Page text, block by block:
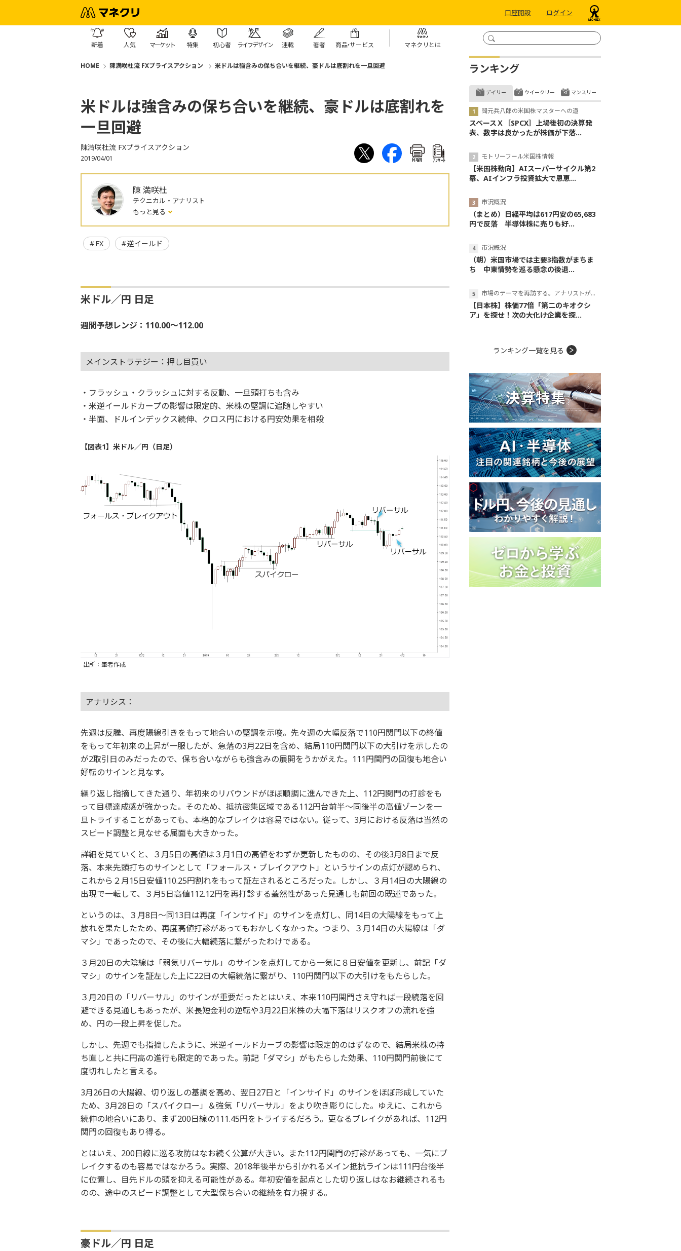
口座開設 ログイン
新着 人気 マーケット 特集 初心者 ライフデザイン 連載 著者 商品・サービス マネクリとは
HOME 陳満咲杜流 FXプライスアクション 米ドルは強含みの保ち合いを継続、豪ドルは底割れを一旦回避
米ドルは強含みの保ち合いを継続、豪ドルは底割れを
一旦回避
陳満咲杜流 FXプライスアクション
2019/04/01 印刷 ｱﾝｹｰﾄ
陳 満咲杜
テクニカル・アナリスト
もっと見る
FX 逆イールド
米ドル／円 日足
週間予想レンジ：110.00～112.00
メインストラテジー：押し目買い
・フラッシュ・クラッシュに対する反動、一旦頭打ちも含み
・米逆イールドカープの影響は限定的、米株の堅調に追随しやすい
・半面、ドルインデックス続伸、クロス円における円安効果を相殺
【図表1】米ドル／円（日足）
出所：筆者作成
アナリシス：
先週は反騰、再度陽線引きをもって地合いの堅調を示唆。先々週の大幅反落で110円関門以下の終値
をもって年初来の上昇が一服したが、急落の3月22日を含め、結局110円関門以下の大引けを示したの
が2取引日のみだったので、保ち合いながらも強含みの展開をうかがえた。111円関門の回復も地合い
好転のサインと見なす。
繰り返し指摘してきた通り、年初来のリバウンドがほぼ順調に進んできた上、112円関門の打診をも
って目標達成感が強かった。そのため、抵抗密集区域である112円台前半～同後半の高値ゾーンを一
旦トライすることがあっても、本格的なブレイクは容易ではない。従って、3月における反落は当然の
スピード調整と見なせる属面も大きかった。
詳細を見ていくと、３月5日の高値は３月1日の高値をわずか更新したものの、その後3月8日まで反
落、本来先頭打ちのサインとして「フォールス・ブレイクアウト」というサインの点灯が認められ、
これから２月15日安値110.25円割れをもって証左されるところだった。しかし、３月14日の大陽線の
出現で一転して、３月5日高値112.12円を再打診する蓋然性があった見通しも前回の既述であった。
というのは、３月8日～同13日は再度「インサイド」のサインを点灯し、同14日の大陽線をもって上
放れを果たしたため、再度高値打診があってもおかしくなかった。つまり、３月14日の大陽線は「ダ
マシ」であったので、その後に大幅続落に繋がったわけである。
３月20日の大陰線は「弱気リバーサル」のサインを点灯してから一気に８日安値を更新し、前記「ダ
マシ」のサインを証左した上に22日の大幅続落に繋がり、110円関門以下の大引けをもたらした。
３月20日の「リバーサル」のサインが重要だったとはいえ、本来110円関門さえ守れば一段続落を回
避できる見通しもあったが、米長短金利の逆転や3月22日米株の大幅下落はリスクオフの流れを強
め、円の一段上昇を促した。
しかし、先週でも指摘したように、米逆イールドカーブの影響は限定的のはずなので、結局米株の持
ち直しと共に円高の進行も限定的であった。前記「ダマシ」がもたらした効果、110円関門前後にて
度切れしたと言える。
3月26日の大陽線、切り返しの基調を高め、翌日27日と「インサイド」のサインをほぼ形成していた
ため、3月28日の「スパイクロー」＆強気「リバーサル」をより吹き彫りにした。ゆえに、これから
続伸の地合いにあり、まず200日線の111.45円をトライするだろう。更なるブレイクがあれば、112円
関門の回復もあり得る。
とはいえ、200日線に巡る攻防はなお続く公算が大きい。また112円関門の打診があっても、一気にブ
レイクするのも容易ではなかろう。実際、2018年後半から引かれるメイン抵抗ラインは111円台後半
に位置し、目先ドルの頭を抑える可能性がある。年初安値を起点とした切り返しはなお継続されるも
のの、途中のスピード調整として大型保ち合いの継続を有力視する。
豪ドル／円 日足
ランキング
デイリー
岡元兵八郎の米国株マスターへの道
スペースＸ［SPCX］上場後初の決算発
表、数字は良かったが株価が下落...
モトリーフール米国株情報
【米国株動向】AIスーパーサイクル第2
幕、AIインフラ投資拡大で恩恵...
市況概況
（まとめ）日経平均は617円安の65,683
円で反落 半導体株に売りも好...
市況概況
（朝）米国市場では主要3指数がまちま
ち 中東情勢を巡る懸念の後退...
市場のテーマを再訪する。アナリストが読み解くテーマの本質
【日本株】株価77倍「第二のキオクシ
ア」を探せ！次の大化け企業を探...
ウイークリー マンスリー
ランキング一覧を見る